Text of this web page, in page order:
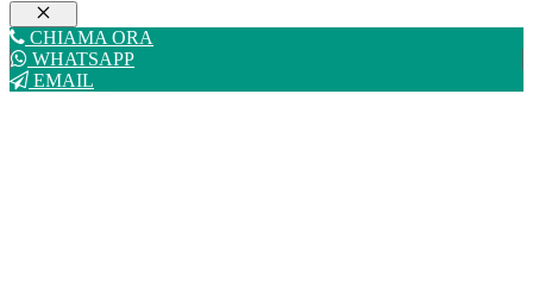
Chiudi
CHIAMA ORA
WHATSAPP
EMAIL